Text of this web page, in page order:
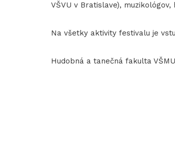
VŠVU v Bratislave),
Na všetky aktivity festivalu je
Hudobná a tanečná fakulta VŠMU